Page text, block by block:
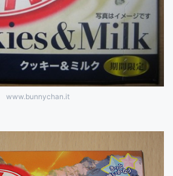
www.bunnychan.it